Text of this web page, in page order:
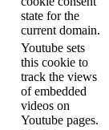
state for the
current domain.
Youtube sets
this cookie to
track the views
of embedded
videos on
Youtube pages.